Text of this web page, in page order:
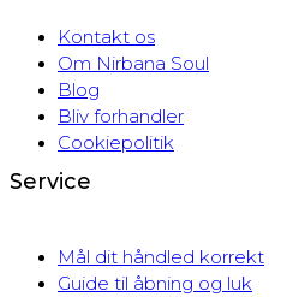
Kontakt os
Om Nirbana Soul
Blog
Bliv forhandler
Cookiepolitik
Service
Mål dit håndled korrekt
Guide til åbning og luk